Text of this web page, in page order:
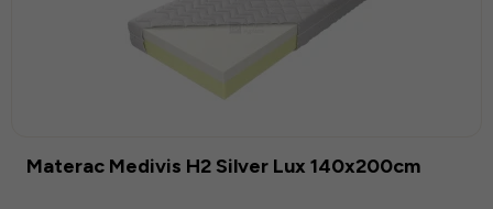
Materac Medivis H2 Silver Lux 140x200cm